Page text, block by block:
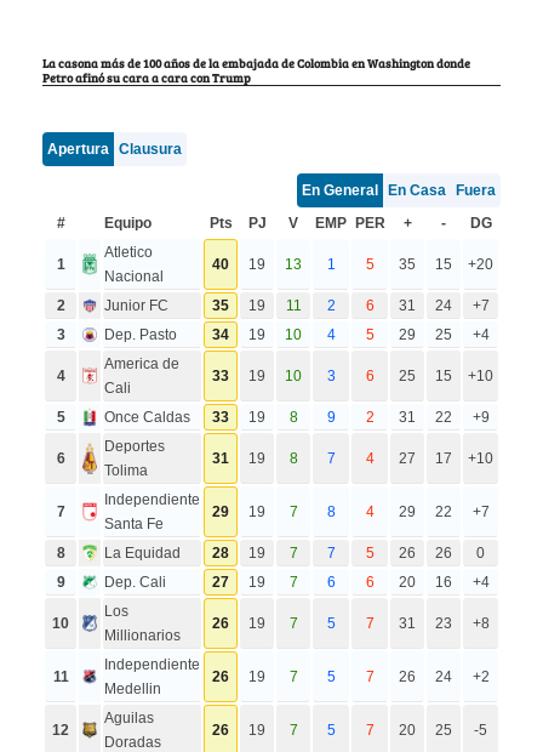
La casona más de 100 años de la embajada de Colombia en Washington donde
Petro afinó su cara a cara con Trump
Apertura Clausura
En General En Casa
Fuera
#
Equipo Pts PJ V EMP PER + - DG
1
Atletico
Nacional
40 19 13 1 5 35 15 +20
2 Junior FC 35 19 11 2 6 31 24
+7
3
Dep. Pasto 34 19 10 4 5 29 25 +4
4
America de
Cali
33 19 10 3 6 25 15 +10
5 Once Caldas 33 19 8 9 2 31 22 +9
6
Deportes
Tolima
31 19 8 7 4 27 17 +10
7
Independiente
Santa Fe
29 19 7 8 4 29 22 +7
8 La Equidad 28 19 7 7 5 26 26
0
9
Dep. Cali 27 19 7 6 6 20 16 +4
10
Los
Millionarios
26 19 7 5 7 31 23 +8
11
Independiente
Medellin
26 19 7 5 7 26 24 +2
12
Aguilas
Doradas
26 19 7 5 7 20 25 -5